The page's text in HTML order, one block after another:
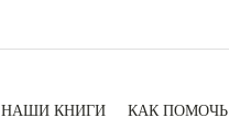
НАШИ КНИГИ КАК ПОМОЧЬ